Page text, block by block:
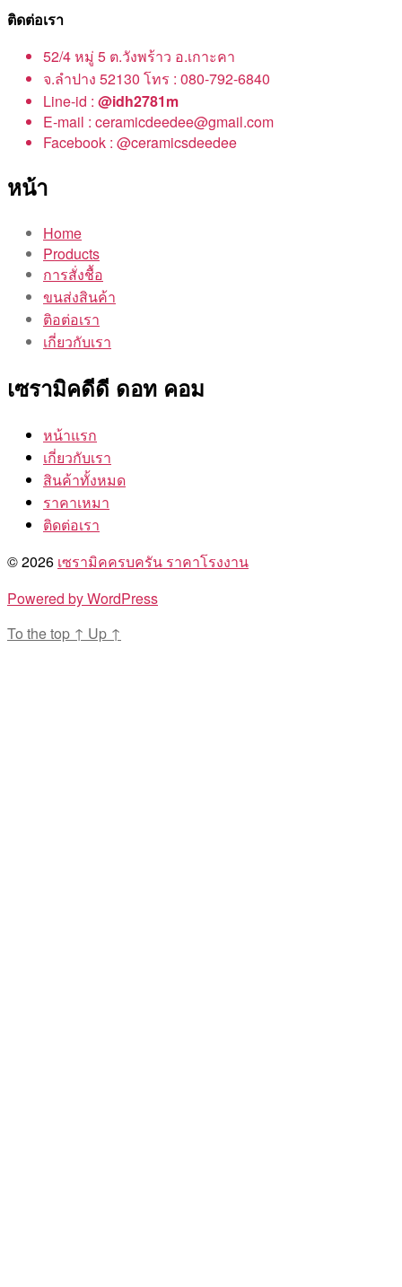
ติดต่อเรา
52/4 หมู่ 5 ต.วังพร้าว อ.เกาะคา
จ.ลำปาง 52130 โทร : 080-792-6840
Line-id : @idh2781m
E-mail : ceramicdeedee@gmail.com
Facebook : @ceramicsdeedee
หน้า
Home
Products
การสั่งชื้อ
ขนส่งสินค้า
ติอต่อเรา
เกี่ยวกับเรา
เซรามิคดีดี ดอท คอม
หน้าแรก
เกี่ยวกับเรา
สินค้าทั้งหมด
ราคาเหมา
ติดต่อเรา
© 2026 เซรามิคครบครัน ราคาโรงงาน
Powered by WordPress
To the top ↑ Up ↑